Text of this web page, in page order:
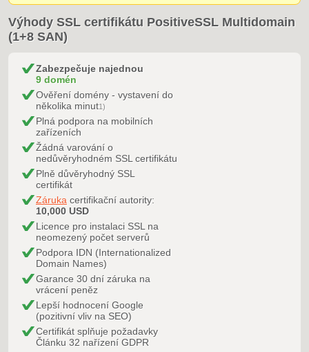
Výhody SSL certifikátu PositiveSSL Multidomain
(1+8 SAN)
Zabezpečuje najednou
9 domén
Ověření domény - vystavení do
několika minut1)
Plná podpora na mobilních
zařízeních
Žádná varování o
nedůvěryhodném SSL certifikátu
Plně důvěryhodný SSL
certifikát
Záruka certifikační autority:
10,000 USD
Licence pro instalaci SSL na
neomezený počet serverů
Podpora IDN (Internationalized
Domain Names)
Garance 30 dní záruka na
vrácení peněz
Lepší hodnocení Google
(pozitivní vliv na SEO)
Certifikát splňuje požadavky
Článku 32 nařízení GDPR